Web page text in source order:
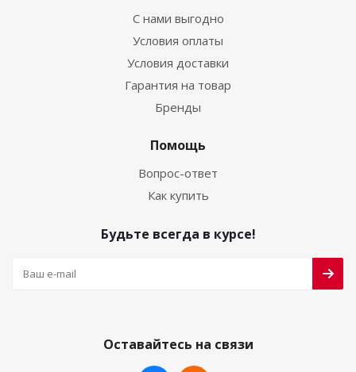
С нами выгодно
Условия оплаты
Условия доставки
Гарантия на товар
Бренды
Помощь
Вопрос-ответ
Как купить
Будьте всегда в курсе!
Оставайтесь на связи